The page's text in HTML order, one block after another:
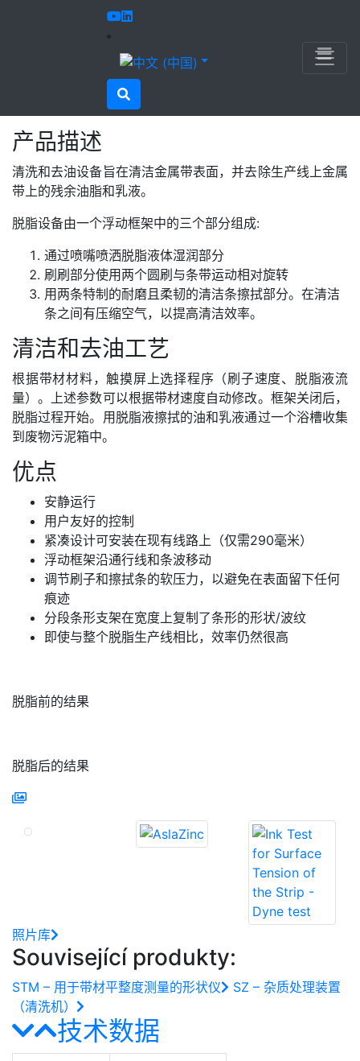
UVB TECHNIK用于轧制机
OZ – 清洁和脱脂设备
紧凑型金属带表面清洗与去油设备
产品描述
清洗和去油设备旨在清洁金属带表面，并去除生产线上金属
带上的残余油脂和乳液。
脱脂设备由一个浮动框架中的三个部分组成:
通过喷嘴喷洒脱脂液体湿润部分
刷刷部分使用两个圆刷与条带运动相对旋转
用两条特制的耐磨且柔韧的清洁条擦拭部分。在清洁
条之间有压缩空气，以提高清洁效率。
清洁和去油工艺
根据带材材料，触摸屏上选择程序（刷子速度、脱脂液流
量）。上述参数可以根据带材速度自动修改。框架关闭后，
脱脂过程开始。用脱脂液擦拭的油和乳液通过一个浴槽收集
到废物污泥箱中。
优点
安静运行
用户友好的控制
紧凑设计可安装在现有线路上（仅需290毫米）
浮动框架沿通行线和条波移动
调节刷子和擦拭条的软压力，以避免在表面留下任何
痕迹
分段条形支架在宽度上复制了条形的形状/波纹
即使与整个脱脂生产线相比，效率仍然很高
脱脂前的结果
脱脂后的结果
照片库
Související produkty:
STM – 用于带材平整度测量的形状仪
SZ – 杂质处理装置
（清洗机）
技术数据